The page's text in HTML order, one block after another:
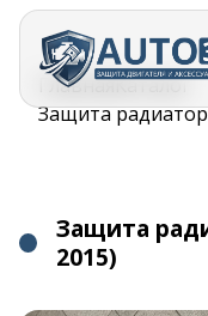
Перейти к
основному
содержанию
Строка
навигации
ГлавнаяКаталог
Защита
Защита
2015)